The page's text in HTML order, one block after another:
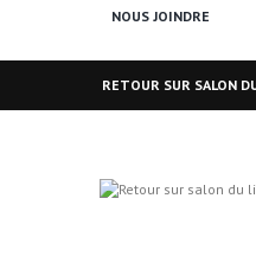
NOUS JOINDRE
RETOUR SUR SALON